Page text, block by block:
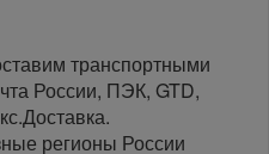
транспортными
России, ПЭК, GTD,
регионы России